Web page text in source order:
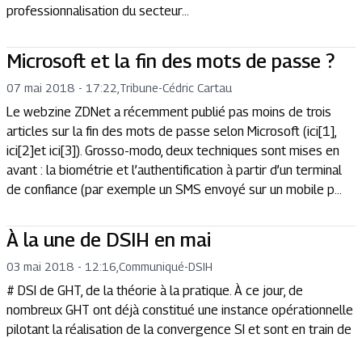
professionnalisation du secteur...
Microsoft et la fin des mots de passe ?
07 mai 2018 - 17:22 Tribune-Cédric Cartau
Le webzine ZDNet a récemment publié pas moins de trois
articles sur la fin des mots de passe selon Microsoft (ici[1],
ici[2]et ici[3]). Grosso-modo, deux techniques sont mises en
avant : la biométrie et l’authentification à partir d’un terminal
de confiance (par exemple un SMS envoyé sur un mobile p...
À la une de DSIH en mai
03 mai 2018 - 12:16 Communiqué-DSIH
# DSI de GHT, de la théorie à la pratique. À ce jour, de
nombreux GHT ont déjà constitué une instance opérationnelle
pilotant la réalisation de la convergence SI et sont en train de